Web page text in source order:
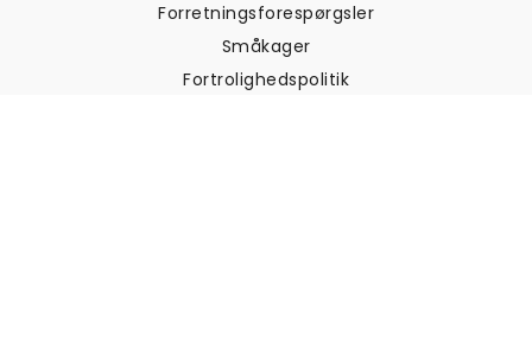
Forretningsforespørgsler
Småkager
Fortrolighedspolitik